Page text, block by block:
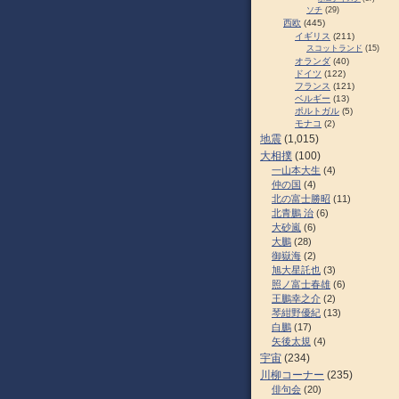
ソチ (29)
西欧 (445)
イギリス (211)
スコットランド (15)
オランダ (40)
ドイツ (122)
フランス (121)
ベルギー (13)
ポルトガル (5)
モナコ (2)
地震 (1,015)
大相撲 (100)
一山本大生 (4)
仲の国 (4)
北の富士勝昭 (11)
北青鵬 治 (6)
大砂嵐 (6)
大鵬 (28)
御嶽海 (2)
旭大星託也 (3)
照ノ富士春雄 (6)
王鵬幸之介 (2)
琴紺野優紀 (13)
白鵬 (17)
矢後太規 (4)
宇宙 (234)
川柳コーナー (235)
俳句会 (20)